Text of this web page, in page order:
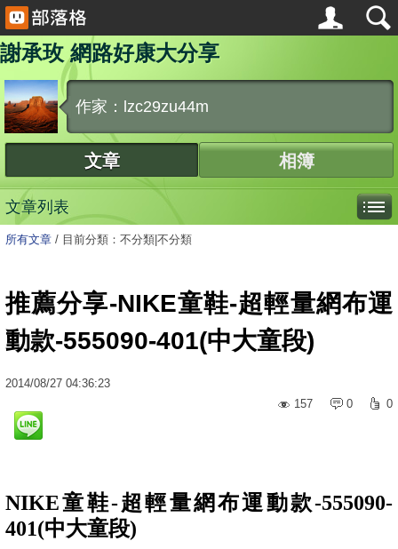
謝承玫 網路好康大分享
作家：lzc29zu44m
文章 相簿
文章列表
所有文章 / 目前分類：不分類|不分類
推薦分享-NIKE童鞋-超輕量網布運
動款-555090-401(中大童段)
2014/08/27 04:36:23
157
0 0
NIKE童鞋-超輕量網布運動款-555090-
401(中大童段)